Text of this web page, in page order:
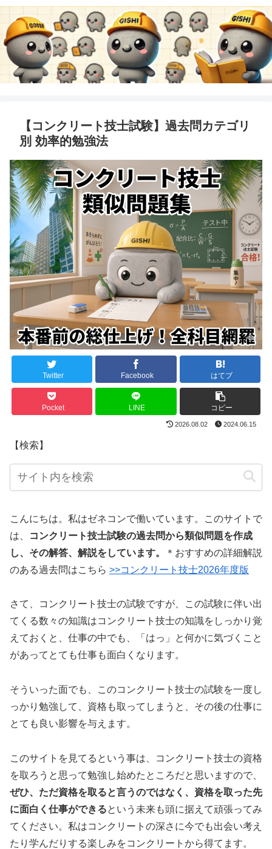
【コンクリート技士試験】過去問カテゴリ
別 効率的勉強法
Twitter Facebook はてブ
Pocket LINE コピー
2026.08.02 2024.06.15
【検索】
こんにちは。私はゼネコンで働いています。このサイトで
は、
コンクリート技士試験の過去問から類似問題を作成
し、その解答、解説をしています。
＊おすすめの詳細解説
のある過去問はこちら >>コンクリート技士2026年度版
さて、コンクリート技士の試験ですが、この試験に伴い出
てくる数々の知識はコンクリート技士の知識をしっかり覚
えておくと、仕事の中でも、「はっ」と何かに気づくこと
があってとても仕事も面白くなります。
そういった面でも、このコンクリート技士の試験を一度し
っかり勉強して、資格も取ってしまうと、その後の仕事に
とても良い影響を与えます。
このサイトを見てるという事は、コンクリート技士の資格
を取ろうと思って勉強し始めたところだと思いますので、
ぜひ、ただ資格を取ると言うのではなく、資格を取った先
に面白く仕事ができるという未来も頭に据えて頑張ってみ
てください。私はコンクリートの深さに今でも出会い考え
たり学んだりする楽しみをコンクリートから得てます。